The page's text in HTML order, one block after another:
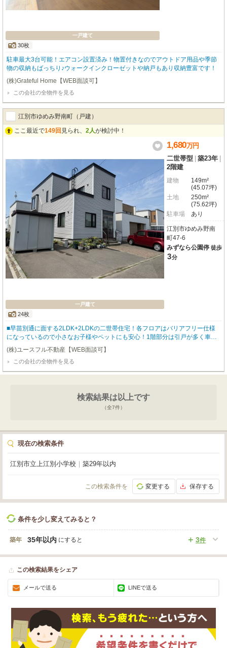
一戸建て
30枚
駐車最大3台可能！エアコン設置済み！物置付きなのでアウトドア用品や季節
物の収納もばっちり♪ウォークインクローゼットや納戸もあり収納豊富です！
(株)Grateful Home【WEB面談可】
この会社の全物件を見る
江別市ゆめみ野南町（戸建）
ここ最近で149回 見られ、 2人が検討中！
一戸建て
24枚
1,680万円
二世帯型
築23年
2階建
建物
149m²
(45.07坪)
土地
250m²
(75.62坪)
駐車場
あり
江別市ゆめみ野南
町47-6
みずなら公園停 徒歩
3分
■早苗別通に面する2LDK+2LDKの二世帯住宅！各フロアはバリアフリー仕様
になっているので小さなお子様やペットにも安心！1階部分は引戸が多く車イ
スの生活にも対応しています。■1階のリビングと和室からは日当たりの良いお
庭に出る事が出来ます。家庭菜園を楽しめるスペースがあります。■玄関部分
には床暖房が完備されているので、冬場濡れた靴を乾かす事が出来ます。腰掛
カウンターもあるので靴を履く時に便利！■敷地内は駐車4台可能（車種によ
(株)ユースフル不動産【WEB面談可】
この会社の全物件を見る
検索結果は以上です
（全7件）
現在の検索条件
江別市立上江別小学校 築29年以内
この検索条件を 変更する 保存する
条件を少し変えてみると？
築年 3件
35年以内 にすると
この検索結果をシェア
メールで送る LINEで送る